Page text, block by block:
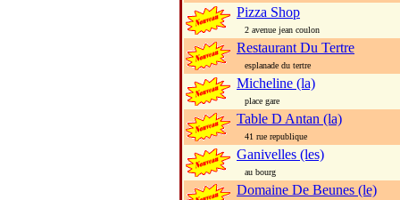
Pizza Shop
2 avenue jean coulon
Restaurant Du Tertre
esplanade du tertre
Micheline (la)
place gare
Table D Antan (la)
41 rue republique
Ganivelles (les)
au bourg
Domaine De Beunes (le)